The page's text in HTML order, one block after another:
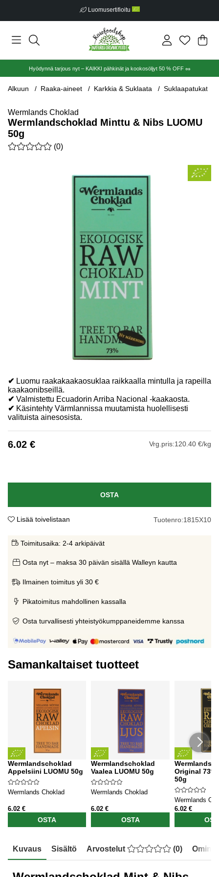
Luomusertifioitu
.
Hyödynnä tarjous nyt – KAIKKI pähkinät ja kookosöljyt 50 % OFF 🥜
Alkuun Raaka-aineet Karkkia & Suklaata Suklaapatukat
Wermlands Choklad
Wermlandschoklad Minttu & Nibs LUOMU
50g
Keskiarvoluokitus 0 / 5 Arvioiden määrä 0
(0)
Tuotekuvat Wermlandschoklad Minttu & Nibs LUOMU 50g
✔ Luomu raakakaakaosuklaa raikkaalla mintulla ja rapeilla
kaakaonibseillä.
✔ Valmistettu Ecuadorin Arriba Nacional -kaakaosta.
✔ Käsintehty Värmlannissa muutamista huolellisesti
valituista ainesosista.
6.02 € Vrg.pris:120.40 €/kg
OSTA
Lisää toivelistaan Tuotenro:1815X10
Toimitusaika: 2-4 arkipäivät
Osta nyt – maksa 30 päivän sisällä Walleyn kautta
Ilmainen toimitus yli 30 €
Pikatoimitus mahdollinen kassalla
Osta turvallisesti yhteistyökumppaneidemme kanssa
Samankaltaiset tuotteet
Wermlandschoklad
Appelsiini LUOMU 50g
Wermlands Choklad
6.02 €
OSTA
Wermlandschoklad
Vaalea LUOMU 50g
Wermlands Choklad
6.02 €
OSTA
Original 73%
50g
Wermlands
6.02 €
Kuvaus Sisältö Arvostelut (0)